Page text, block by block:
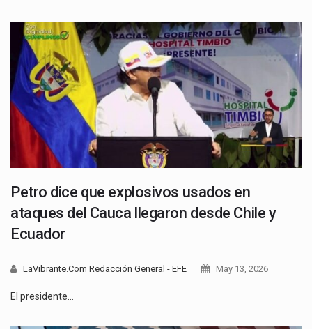
Petro dice que explosivos usados en
ataques del Cauca llegaron desde Chile y
Ecuador
LaVibrante.Com Redacción General - EFE May 13, 2026
El presidente…